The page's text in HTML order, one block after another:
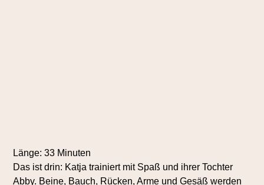
Länge: 33 Minuten
Das ist drin: Katja trainiert mit Spaß und ihrer Tochter
Abby. Beine, Bauch, Rücken, Arme und Gesäß werden